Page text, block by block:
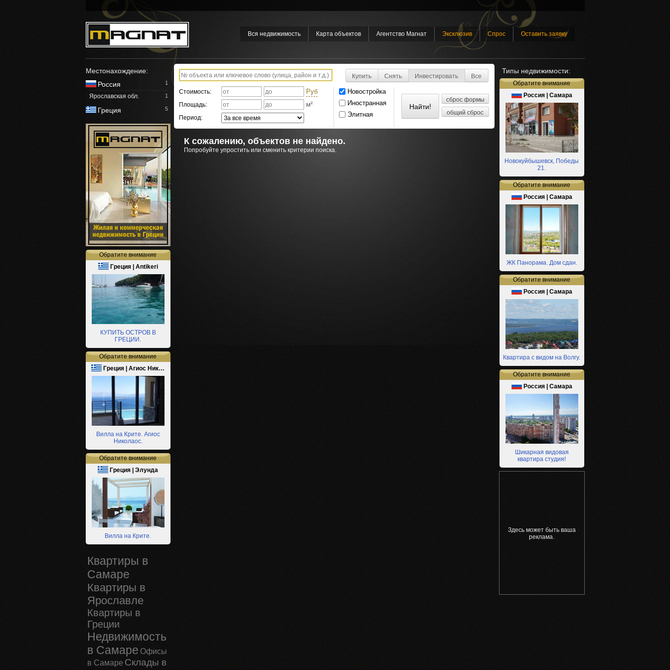
Вся недвижимость Карта объектов Агентство Магнат Эксклюзив Спрос Оставить заявку
Местонахождение:
Россия
1
Ярославская обл. 1
Греция 5
Обратите внимание
Греция | Antikeri
КУПИТЬ ОСТРОВ В
ГРЕЦИИ.
Обратите внимание
Греция | Агиос Ник…
Вилла на Крите. Агиос
Николаос.
Обратите внимание
Греция | Элунда
Вилла на Крите.
Квартиры в
Самаре
Квартиры в
Ярославле
Квартиры в
Греции
Недвижимость
в Самаре Офисы
в Самаре Склады в
Купить Снять Инвестировать Все
Стоимость: Руб
Площадь: м²
Период:
Новостройка
Иностранная
Элитная
К сожалению, объектов не найдено.
Попробуйте упростить или сменить критерии поиска.
Типы недвижимости:
Обратите внимание
Россия | Самара
Новокуйбышевск, Победы
21.
Обратите внимание
Россия | Самара
ЖК Панорама. Дом сдан.
Обратите внимание
Россия | Самара
Квартира с видом на Волгу.
Обратите внимание
Россия | Самара
Шикарная видовая
квартира студия!
Здесь может быть ваша
реклама.